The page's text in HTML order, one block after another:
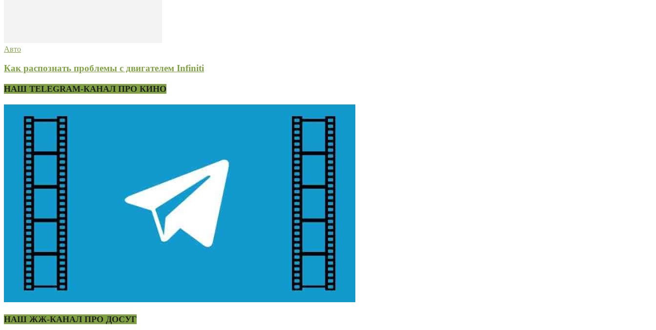
Авто
Как распознать проблемы с двигателем Infiniti
НАШ TELEGRAM-КАНАЛ ПРО КИНО
НАШ ЖЖ-КАНАЛ ПРО ДОСУГ